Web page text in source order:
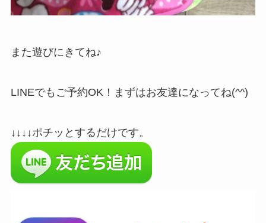
また遊びにきてね♪
LINEでもご予約OK！まずはお友達になってね(^^)
↓↓↓↓ポチッとするだけです。